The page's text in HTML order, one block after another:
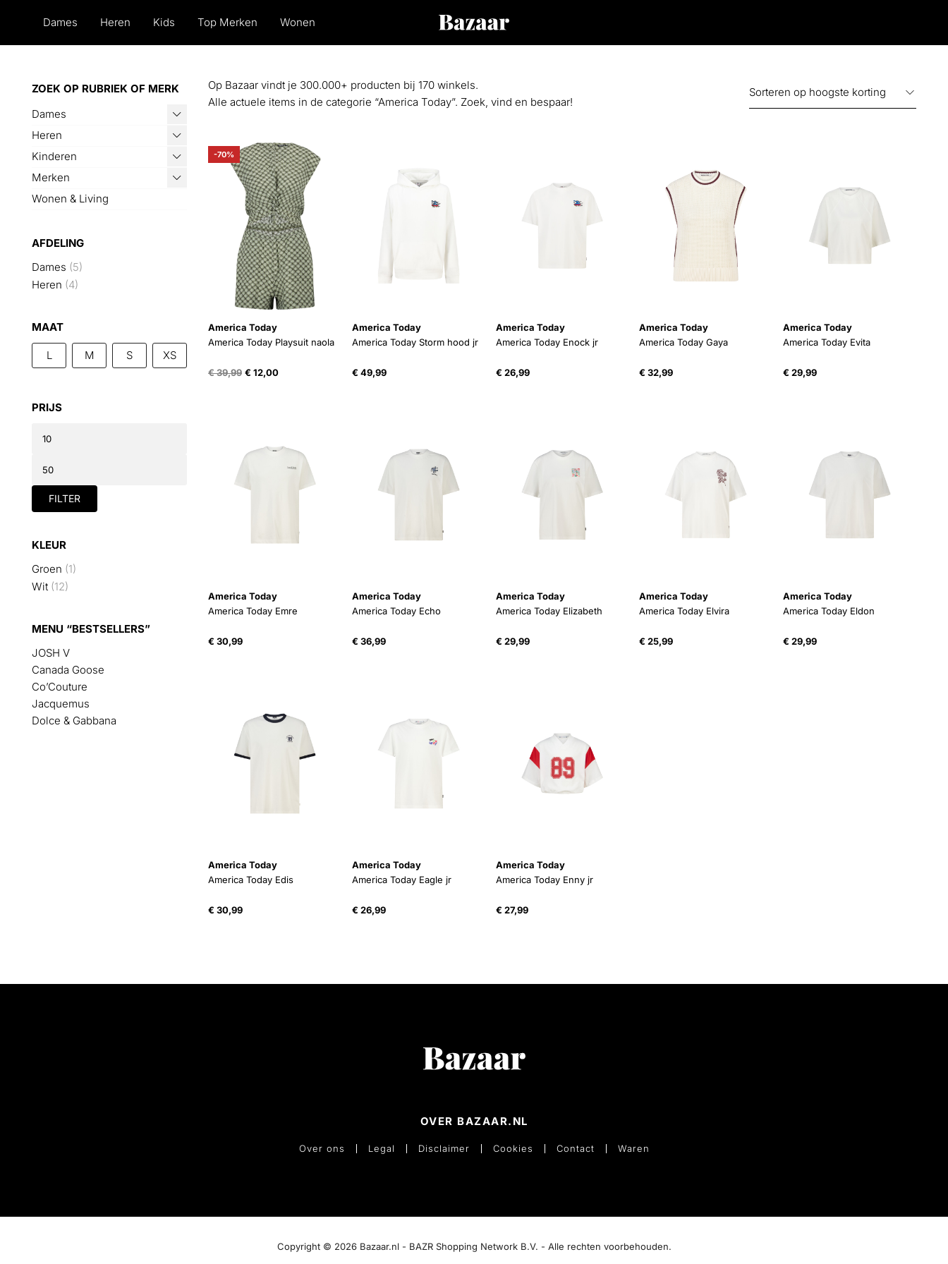
Dames Heren Kids Top Merken Wonen
ZOEK OP RUBRIEK OF MERK
Dames
Heren
Kinderen
Merken
Wonen & Living
AFDELING
Dames (5)
Heren (4)
MAAT
L M S XS
PRIJS
prijs
prijs
FILTER
KLEUR
Groen (1)
Wit (12)
MENU “BESTSELLERS”
JOSH V
Canada Goose
Co’Couture
Jacquemus
Dolce & Gabbana
Op Bazaar vindt je 300.000+ producten bij 170 winkels.
Alle actuele items in de categorie “America Today”. Zoek, vind en bespaar!
-70%
America Today
America Today Playsuit naola
€39,99 Oorspronkelijke
€ 12,00
America Today
America Today Storm hood jr
€ 49,99
America Today
America Today Enock jr
€ 26,99
America Today
America Today Gaya
€ 32,99
America Today
America Today Evita
€ 29,99
America Today
America Today Emre
€ 30,99
America Today
America Today Echo
€ 36,99
America Today
America Today Elizabeth
€ 29,99
America Today
America Today Elvira
€ 25,99
America Today
America Today Eldon
€ 29,99
America Today
America Today Edis
€ 30,99
America Today
America Today Eagle jr
€ 26,99
America Today
America Today Enny jr
€ 27,99
OVER BAZAAR.NL
Over ons Legal Disclaimer Cookies Contact Waren
Copyright © 2026 Bazaar.nl - BAZR Shopping Network B.V. - Alle rechten voorbehouden.